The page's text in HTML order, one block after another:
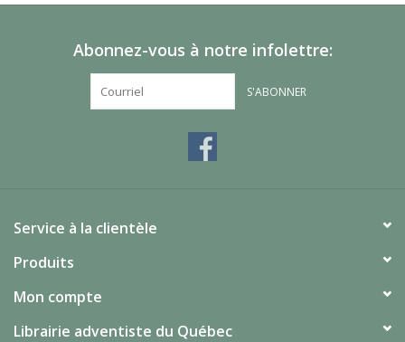
Abonnez-vous à notre infolettre:
S'ABONNER
Service à la clientèle
Produits
Mon compte
Librairie adventiste du Québec